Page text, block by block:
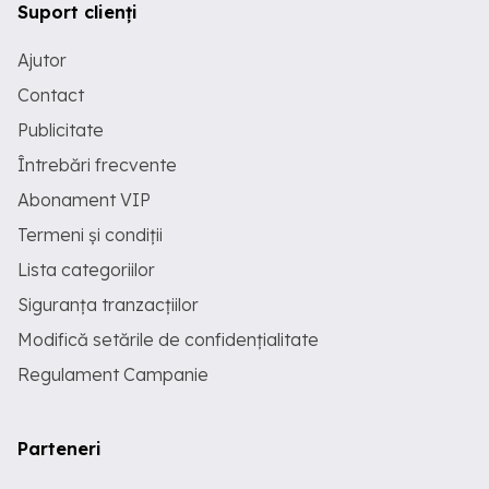
Suport clienți
Ajutor
Contact
Publicitate
Întrebări frecvente
Abonament VIP
Termeni și condiții
Lista categoriilor
Siguranța tranzacțiilor
Modifică setările de confidențialitate
Regulament Campanie
Parteneri